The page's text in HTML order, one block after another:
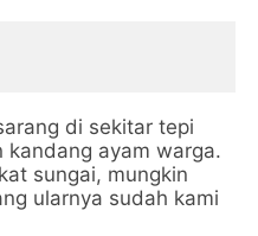
di sekitar tepi
kandang ayam warga.
sungai, mungkin
ularnya sudah kami